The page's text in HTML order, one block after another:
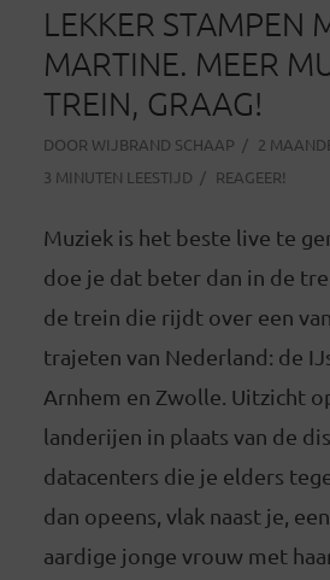
LEKKER STAMPEN
MARTINE. MEER
TREIN, GRAAG!
DOOR WIJBRAND SCHAAP
2
3 MINUTEN LEESTIJD
REAGEER!
Muziek is het beste live te
doe je dat beter dan in de
de trein die rijdt over een
trajeten van Nederland: de
Arnhem en Zwolle. Uitzicht
landerijen in plaats van de
datacenters die je elders
dan opeens, vlak naast je,
aardige jonge vrouw met